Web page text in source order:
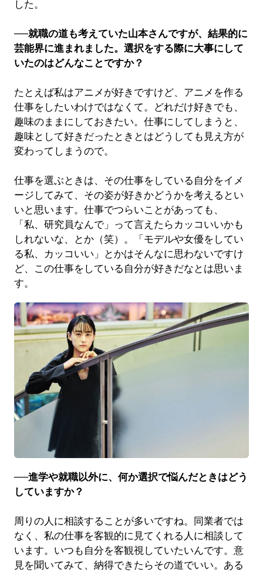
した。
──就職の道も考えていた山本さんですが、結果的に
芸能界に進まれました。選択をする際に大事にして
いたのはどんなことですか？
たとえば私はアニメが好きですけど、アニメを作る
仕事をしたいわけではなくて。どれだけ好きでも、
趣味のままにしておきたい。仕事にしてしまうと、
趣味として好きだったときとはどうしても見え方が
変わってしまうので。
仕事を選ぶときは、その仕事をしている自分をイメ
ージしてみて、その姿が好きかどうかを考えるとい
いと思います。仕事でつらいことがあっても、
「私、研究員なんで」って言えたらカッコいいかも
しれないな、とか（笑）。「モデルや女優をしてい
る私、カッコいい」とかはそんなに思わないですけ
ど、この仕事をしている自分が好きだなとは思いま
す。
──進学や就職以外に、何か選択で悩んだときはどう
していますか？
周りの人に相談することが多いですね。同業者では
なく、私の仕事を客観的に見てくれる人に相談して
います。いつも自分を客観視していたいんです。意
見を聞いてみて、納得できたらその道でいい。ある